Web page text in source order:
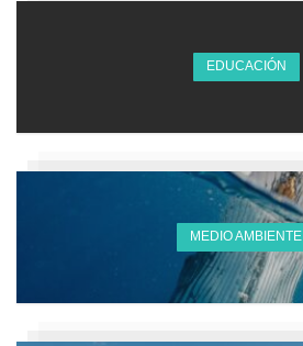
EDUCACIÓN
MEDIO AMBIENTE